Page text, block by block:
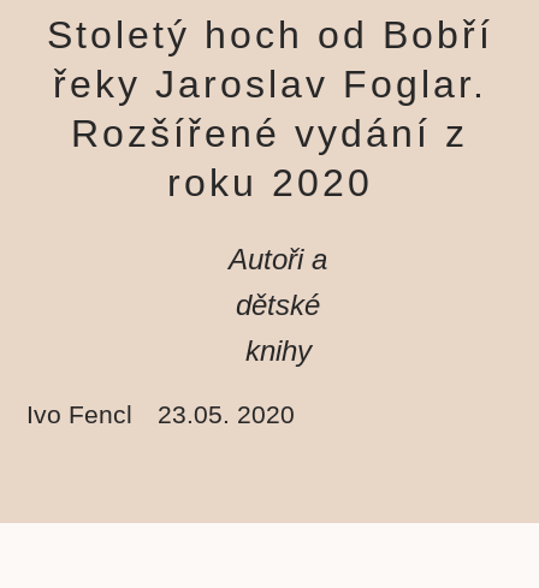
Stoletý hoch od Bobří
řeky Jaroslav Foglar.
Rozšířené vydání z
roku 2020
Autoři a
dětské
knihy
Ivo Fencl 23.05. 2020